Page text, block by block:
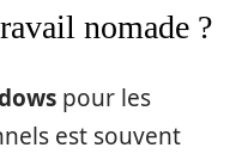
nomade ?
pour les
est souvent